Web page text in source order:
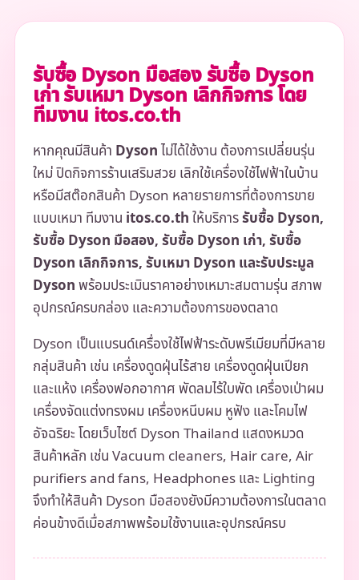
รับซื้อ Dyson มือสอง รับซื้อ Dyson
เก่า รับเหมา Dyson เลิกกิจการ โดย
ทีมงาน itos.co.th
หากคุณมีสินค้า Dysonไม่ได้ใช้งาน ต้องการเปลี่ยนรุ่น
ใหม่ ปิดกิจการร้านเสริมสวย เลิกใช้เครื่องใช้ไฟฟ้าในบ้าน
หรือมีสต๊อกสินค้า Dyson หลายรายการที่ต้องการขาย
แบบเหมา ทีมงาน itos.co.thให้บริการรับซื้อ Dyson,
รับซื้อ Dyson มือสอง, รับซื้อ Dyson เก่า, รับซื้อ
Dyson เลิกกิจการ, รับเหมา Dyson และรับประมูล
Dysonพร้อมประเมินราคาอย่างเหมาะสมตามรุ่น สภาพ
อุปกรณ์ครบกล่อง และความต้องการของตลาด
Dyson เป็นแบรนด์เครื่องใช้ไฟฟ้าระดับพรีเมียมที่มีหลาย
กลุ่มสินค้า เช่น เครื่องดูดฝุ่นไร้สาย เครื่องดูดฝุ่นเปียก
และแห้ง เครื่องฟอกอากาศ พัดลมไร้ใบพัด เครื่องเป่าผม
เครื่องจัดแต่งทรงผม เครื่องหนีบผม หูฟัง และโคมไฟ
อัจฉริยะ โดยเว็บไซต์ Dyson Thailand แสดงหมวด
สินค้าหลัก เช่น Vacuum cleaners, Hair care, Air
purifiers and fans, Headphones และ Lighting
จึงทำให้สินค้า Dyson มือสองยังมีความต้องการในตลาด
ค่อนข้างดีเมื่อสภาพพร้อมใช้งานและอุปกรณ์ครบ